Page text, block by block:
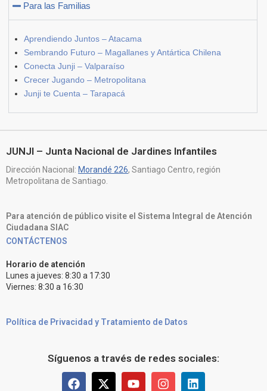
Para las Familias
Aprendiendo Juntos – Atacama
Sembrando Futuro – Magallanes y Antártica Chilena
Conecta Junji – Valparaíso
Crecer Jugando – Metropolitana
Junji te Cuenta – Tarapacá
JUNJI – Junta Nacional de Jardines Infantiles
Dirección Nacional: Morandé 226, Santiago Centro, región
Metropolitana de Santiago.
Para atención de público visite el Sistema Integral de Atención
Ciudadana SIAC
CONTÁCTENOS
Horario de atención
Lunes a jueves: 8:30 a 17:30
Viernes: 8:30 a 16:30
Política de Privacidad y Tratamiento de Datos
Síguenos a través de redes sociales: